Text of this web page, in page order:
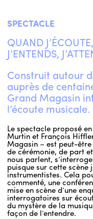
SPECTACLE
QUAND
J’ENTENDS,
Construit autour
auprès de
Grand Magasin
l’écoute musicale.
Le spectacle proposé
Murtin et François
Magasin – est peut-
de cérémonie, de part
nous parlent,
puisque sur cette
instrumentistes. Cela
commenté, une
mise en scène d’une
interrogatoires sur
du mystère de la
façon de l’entendre.